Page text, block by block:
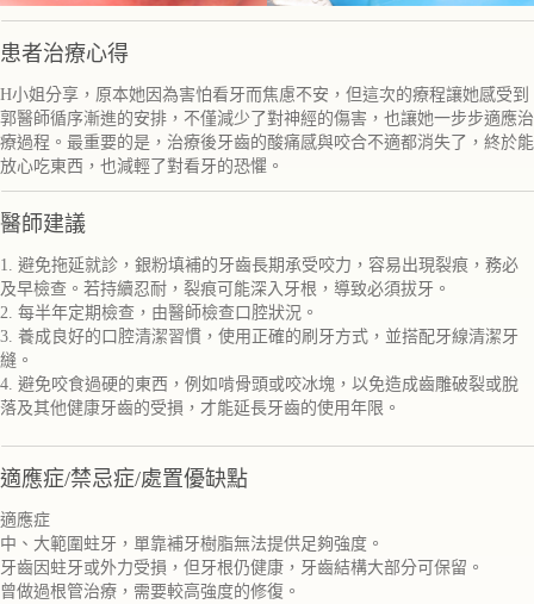
患者治療心得
H小姐分享，原本她因為害怕看牙而焦慮不安，但這次的療程讓她感受到
郭醫師循序漸進的安排，不僅減少了對神經的傷害，也讓她一步步適應治
療過程。最重要的是，治療後牙齒的酸痛感與咬合不適都消失了，終於能
放心吃東西，也減輕了對看牙的恐懼。
醫師建議
1. 避免拖延就診，銀粉填補的牙齒長期承受咬力，容易出現裂痕，務必
及早檢查。若持續忍耐，裂痕可能深入牙根，導致必須拔牙。
2. 每半年定期檢查，由醫師檢查口腔狀況。
3. 養成良好的口腔清潔習慣，使用正確的刷牙方式，並搭配牙線清潔牙
縫。
4. 避免咬食過硬的東西，例如啃骨頭或咬冰塊，以免造成齒雕破裂或脫
落及其他健康牙齒的受損，才能延長牙齒的使用年限。
適應症/禁忌症/處置優缺點
適應症
中、大範圍蛀牙，單靠補牙樹脂無法提供足夠強度。
牙齒因蛀牙或外力受損，但牙根仍健康，牙齒結構大部分可保留。
曾做過根管治療，需要較高強度的修復。